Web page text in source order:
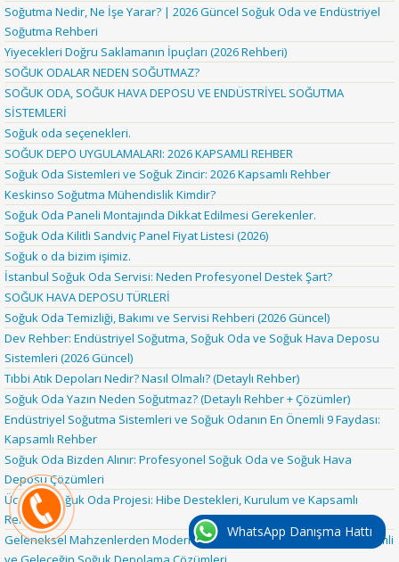
Soğutma Nedir, Ne İşe Yarar? | 2026 Güncel Soğuk Oda ve Endüstriyel
Soğutma Rehberi
Yiyecekleri Doğru Saklamanın İpuçları (2026 Rehberi)
SOĞUK ODALAR NEDEN SOĞUTMAZ?
SOĞUK ODA, SOĞUK HAVA DEPOSU VE ENDÜSTRİYEL SOĞUTMA
SİSTEMLERİ
Soğuk oda seçenekleri.
SOĞUK DEPO UYGULAMALARI: 2026 KAPSAMLI REHBER
Soğuk Oda Sistemleri ve Soğuk Zincir: 2026 Kapsamlı Rehber
Keskinso Soğutma Mühendislik Kimdir?
Soğuk Oda Paneli Montajında Dikkat Edilmesi Gerekenler.
Soğuk Oda Kilitli Sandviç Panel Fiyat Listesi (2026)
Soğuk o da bizim işimiz.
İstanbul Soğuk Oda Servisi: Neden Profesyonel Destek Şart?
SOĞUK HAVA DEPOSU TÜRLERİ
Soğuk Oda Temizliği, Bakımı ve Servisi Rehberi (2026 Güncel)
Dev Rehber: Endüstriyel Soğutma, Soğuk Oda ve Soğuk Hava Deposu
Sistemleri (2026 Güncel)
Tıbbi Atık Depoları Nedir? Nasıl Olmalı? (Detaylı Rehber)
Soğuk Oda Yazın Neden Soğutmaz? (Detaylı Rehber + Çözümler)
Endüstriyel Soğutma Sistemleri ve Soğuk Odanın En Önemli 9 Faydası:
Kapsamlı Rehber
Soğuk Oda Bizden Alınır: Profesyonel Soğuk Oda ve Soğuk Hava
Deposu Çözümleri
Ücretsiz Soğuk Oda Projesi: Hibe Destekleri, Kurulum ve Kapsamlı
Rehber
Geleneksel Mahzenlerden Modern Teknolojiye: Soğutma Neden Önemli
WhatsApp Danışma Hattı